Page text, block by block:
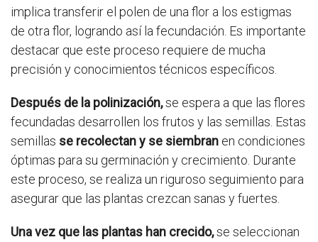
implica transferir el polen de una flor a los estigmas
de otra flor, logrando así la fecundación. Es importante
destacar que este proceso requiere de mucha
precisión y conocimientos técnicos específicos.
Después de la polinización,se espera a que las flores
fecundadas desarrollen los frutos y las semillas. Estas
semillas se recolectan y se siembran en condiciones
óptimas para su germinación y crecimiento. Durante
este proceso, se realiza un riguroso seguimiento para
asegurar que las plantas crezcan sanas y fuertes.
Una vez que las plantas han crecido,se seleccionan